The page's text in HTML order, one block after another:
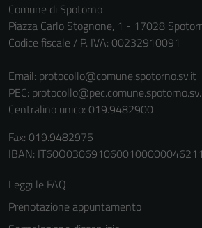
Comune di Spotorno
Piazza Carlo Stognone, 1 - 17028
Codice fiscale / P. IVA: 00232910091
Email: protocollo@comune.spotorno.sv.it
PEC:
Centralino unico: 019.9482900
Fax: 019.9482975
IBAN: IT60O0306910600100000046211
Leggi le FAQ
Prenotazione appuntamento